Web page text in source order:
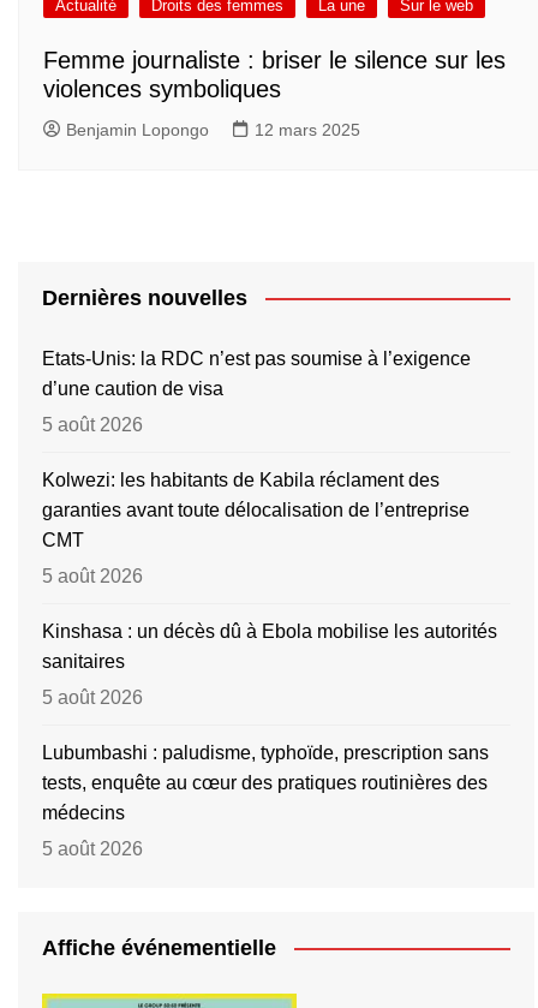
Actualité Droits des femmes La une Sur le web
Femme journaliste : briser le silence sur les
violences symboliques
Benjamin Lopongo 12 mars 2025
Dernières nouvelles
Etats-Unis: la RDC n’est pas soumise à l’exigence
d’une caution de visa
5 août 2026
Kolwezi: les habitants de Kabila réclament des
garanties avant toute délocalisation de l’entreprise
CMT
5 août 2026
Kinshasa : un décès dû à Ebola mobilise les autorités
sanitaires
5 août 2026
Lubumbashi : paludisme, typhoïde, prescription sans
tests, enquête au cœur des pratiques routinières des
médecins
5 août 2026
Affiche événementielle